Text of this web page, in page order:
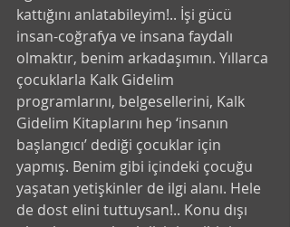
kattığını anlatabileyim!.. İşi gücü
insan-coğrafya ve insana faydalı
olmaktır, benim arkadaşımın. Yıllarca
çocuklarla Kalk Gidelim
programlarını, belgesellerini, Kalk
Gidelim Kitaplarını hep ‘insanın
başlangıcı’ dediği çocuklar için
yapmış. Benim gibi içindeki çocuğu
yaşatan yetişkinler de ilgi alanı. Hele
de dost elini tuttuysan!.. Konu dışı